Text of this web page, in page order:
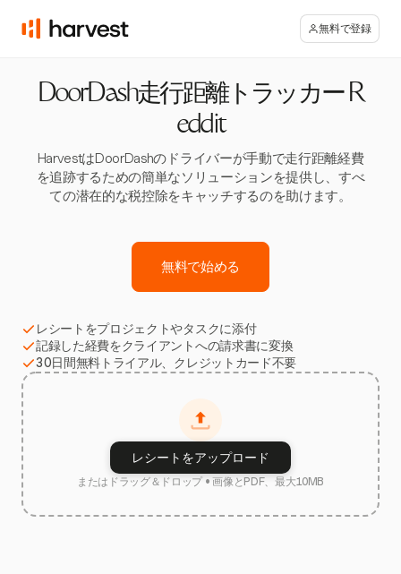
無料で登録
DoorDash走行距離トラッカー R
eddit
HarvestはDoorDashのドライバーが手動で走行距離経費
を追跡するための簡単なソリューションを提供し、すべ
ての潜在的な税控除をキャッチするのを助けます。
無料で始める
レシートをプロジェクトやタスクに添付
記録した経費をクライアントへの請求書に変換
30日間無料トライアル、クレジットカード不要
レシートをアップロード
またはドラッグ＆ドロップ • 画像とPDF、最大10MB